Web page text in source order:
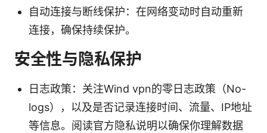
自动连接与断线保护：在网络变动时自动重新
连接，确保持续保护。
安全性与隐私保护
日志政策：关注Wind vpn的零日志政策（No-
logs），以及是否记录连接时间、流量、IP地址
等信息。阅读官方隐私说明以确保你理解数据